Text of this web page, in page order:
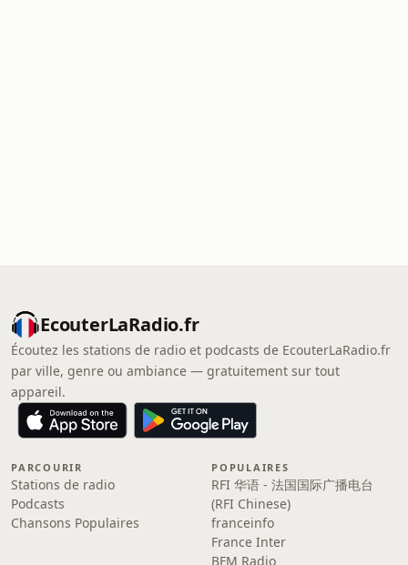
EcouterLaRadio.fr
Écoutez les stations de radio et podcasts de EcouterLaRadio.fr
par ville, genre ou ambiance — gratuitement sur tout
appareil.
PARCOURIR
Stations de radio
Podcasts
Chansons Populaires
POPULAIRES
RFI 华语 - 法国国际广播电台
(RFI Chinese)
franceinfo
France Inter
BFM Radio